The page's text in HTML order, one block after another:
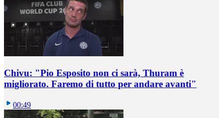
Chivu: "Pio Esposito non ci sarà, Thuram è
migliorato. Faremo di tutto per andare avanti"
00:49